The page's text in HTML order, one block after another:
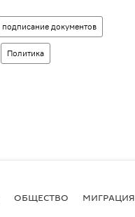
подписание документов
Политика
ОБЩЕСТВО МИГРАЦИЯ